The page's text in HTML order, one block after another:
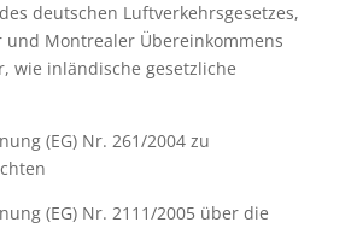
deutschen Luftverkehrsgesetzes,
und Montrealer Übereinkommens
wie inländische gesetzliche
(EG) Nr. 261/2004 zu
(EG) Nr. 2111/2005 über die